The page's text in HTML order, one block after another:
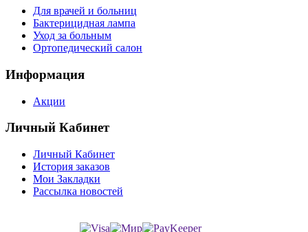
Для врачей и больниц
Бактерицидная лампа
Уход за больным
Ортопедический салон
Информация
Акции
Личный Кабинет
Личный Кабинет
История заказов
Мои Закладки
Рассылка новостей